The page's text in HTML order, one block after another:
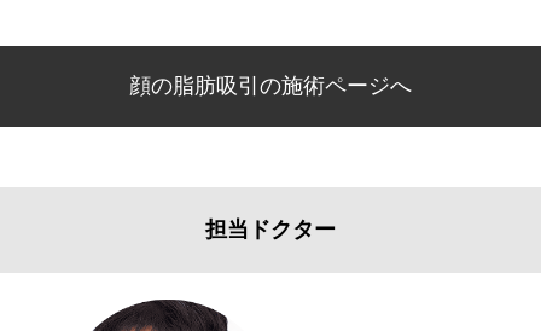
顔の脂肪吸引の施術ページへ
担当ドクター